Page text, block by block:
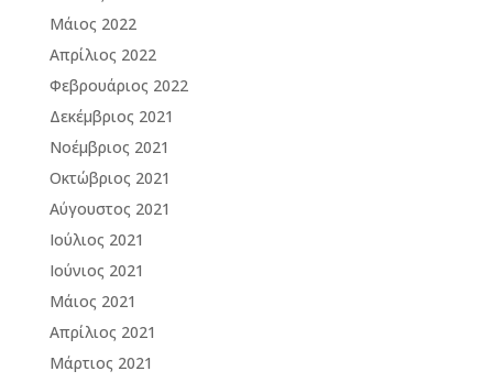
Μάιος 2022
Απρίλιος 2022
Φεβρουάριος 2022
Δεκέμβριος 2021
Νοέμβριος 2021
Οκτώβριος 2021
Αύγουστος 2021
Ιούλιος 2021
Ιούνιος 2021
Μάιος 2021
Απρίλιος 2021
Μάρτιος 2021